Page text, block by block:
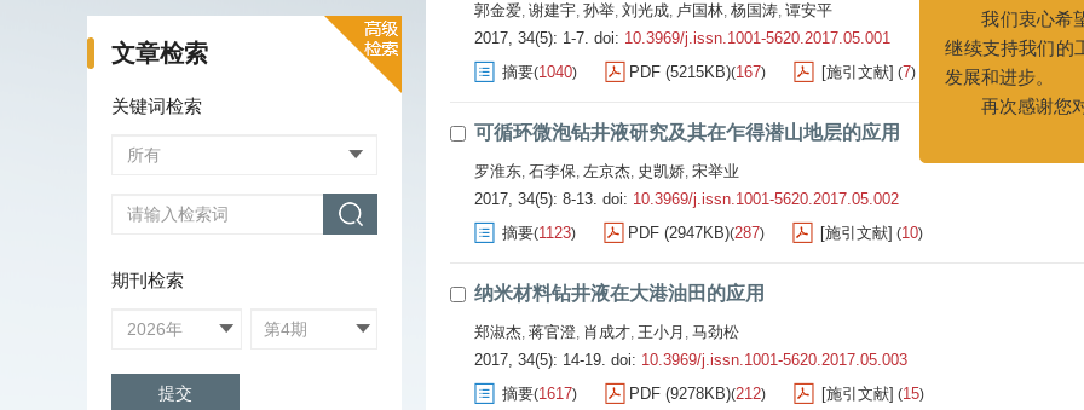
文章检索
关键词检索
期刊检索
郭金爱, 谢建宇, 孙举, 刘光成, 卢国林, 杨国涛, 谭安平
2017, 34(5): 1-7. doi: 10.3969/j.issn.1001-5620.2017.05.001
摘要(1040) PDF (5215KB)(167) [施引文献] (7)
可循环微泡钻井液研究及其在乍得潜山地层的应用
罗淮东, 石李保, 左京杰, 史凯娇, 宋举业
2017, 34(5): 8-13. doi: 10.3969/j.issn.1001-5620.2017.05.002
摘要(1123) PDF (2947KB)(287) [施引文献] (10)
纳米材料钻井液在大港油田的应用
郑淑杰, 蒋官澄, 肖成才, 王小月 , 马劲松
2017, 34(5): 14-19. doi: 10.3969/j.issn.1001-5620.2017.05.003
摘要(1617) PDF (9278KB)(212) [施引文献] (15)
新联系电话：022-
022-
我们衷心希望广大作者
继续支持我们的工作，共
发展和进步。
再次感谢您对期刊的